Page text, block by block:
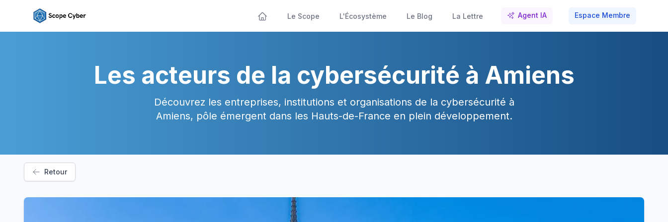
Le Scope L'Écosystème Le Blog La Lettre Agent IA Espace Membre
Les acteurs de la cybersécurité à Amiens
Découvrez les entreprises, institutions et organisations de la cybersécurité à
Amiens, pôle émergent dans les Hauts-de-France en plein développement.
Retour